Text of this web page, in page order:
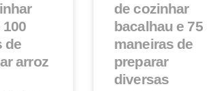
de
arroz
de cozinhar
bacalhau e 75
maneiras de
preparar
diversas